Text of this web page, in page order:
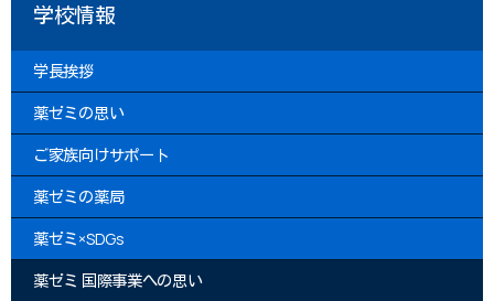
学校情報
学長挨拶
薬ゼミの思い
ご家族向けサポート
薬ゼミの薬局
薬ゼミ×SDGs
薬ゼミ 国際事業への思い